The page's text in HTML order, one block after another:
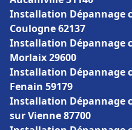
Installation Dépannage
Coulogne 62137
Installation Dépannage
Morlaix 29600
Installation Dépannage
Fenain 59179
Installation Dépannage
sur Vienne 87700